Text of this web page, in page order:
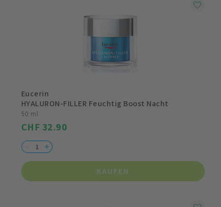
Eucerin
HYALURON-FILLER Feuchtig Boost Nacht
50 ml
CHF 32.90
KAUFEN